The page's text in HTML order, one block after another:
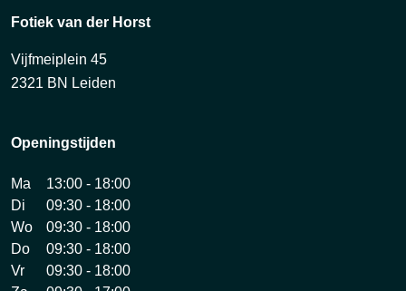
Fotiek van der Horst
Vijfmeiplein 45
2321 BN Leiden
Openingstijden
Ma
13:00 - 18:00
Di
09:30 - 18:00
Wo
09:30 - 18:00
Do
09:30 - 18:00
Vr
09:30 - 18:00